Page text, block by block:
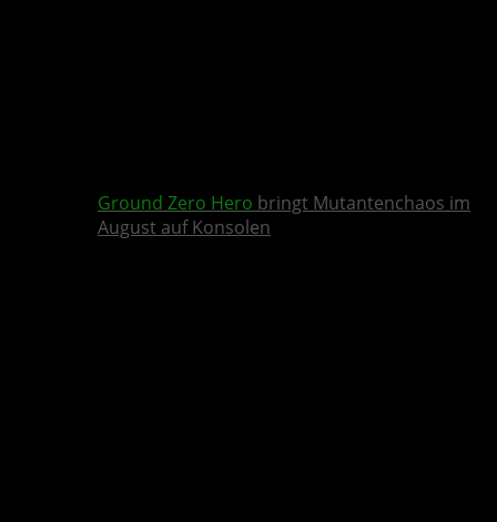
Ground Zero Hero bringt Mutantenchaos im
August auf Konsolen